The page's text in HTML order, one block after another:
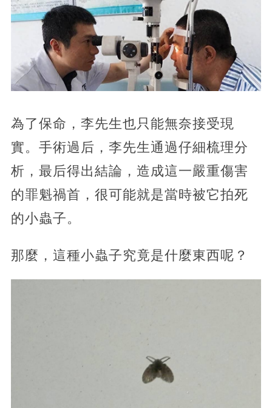
為了保命，李先生也只能無奈接受現
實。手術過后，李先生通過仔細梳理分
析，最后得出結論，造成這一嚴重傷害
的罪魁禍首，很可能就是當時被它拍死
的小蟲子。
那麼，這種小蟲子究竟是什麼東西呢？